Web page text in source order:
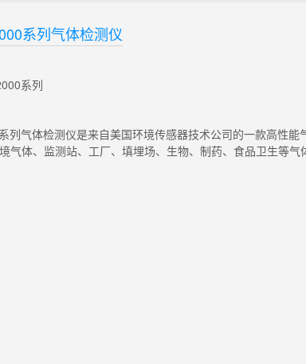
系列气体检测仪
系列
气体检测仪是来自美国环境传感器技术公司的一款高性能
气体、监测站、工厂、填埋场、生物、制药、食品卫生等气